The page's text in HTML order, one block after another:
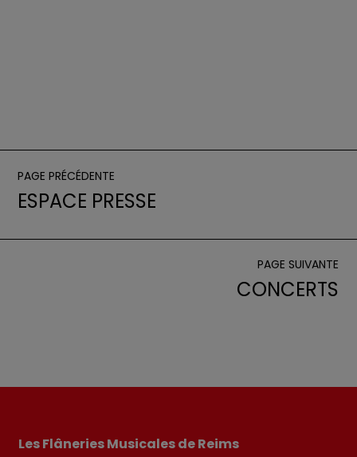
PAGE PRÉCÉDENTE
ESPACE PRESSE
PAGE SUIVANTE
CONCERTS
Les Flâneries Musicales de Reims